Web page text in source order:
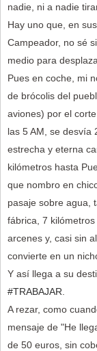
nadie, ni a nadie
Hay uno que, en
Campeador, no sé
medio para
Pues en coche, mi
de brócolis del
aviones) por el
las 5 AM, se desvía
estrecha y eterna
kilómetros hasta
que nombro en
pasaje sobre agua,
fábrica, 7
arcenes y, casi sin
convierte en un
Y así llega a su
#TRABAJAR
A rezar, como
mensaje de "He
de 50 euros, sin